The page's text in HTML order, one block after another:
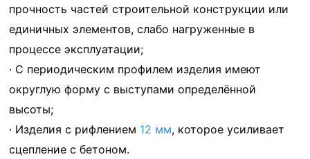
прочность частей строительной конструкции или
единичных элементов, слабо нагруженные в
процессе эксплуатации;
· С периодическим профилем изделия имеют
округлую форму с выступами определённой
высоты;
· Изделия с рифлением 12 мм, которое усиливает
сцепление с бетоном.